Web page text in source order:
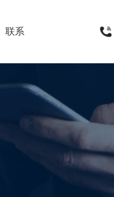
联系